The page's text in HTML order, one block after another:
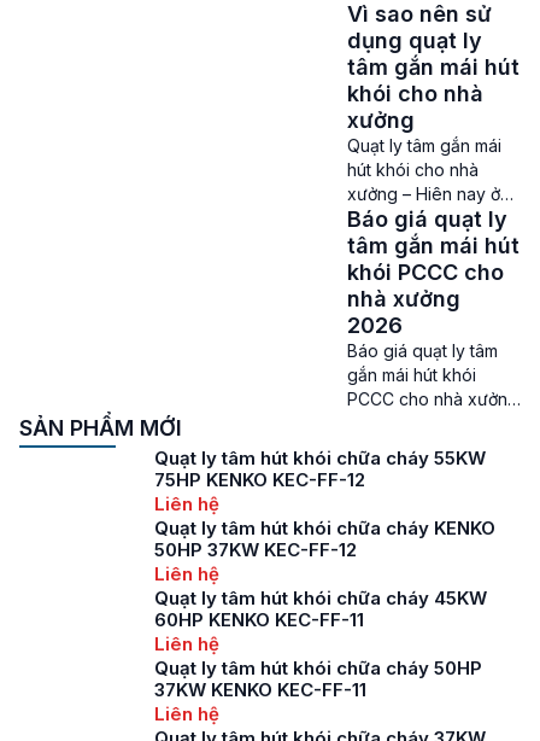
gắn mái hút khói
KENKO là 1 trong
những dòng quạt hút
khói gắn mái chất
lượng được sử dụng
ở rất nhiều hệ thống
PCCC, hệ thống làm
mát, thông gió của
các nhà xưởng, kho
hàng, tòa nhà […]
Vì sao nên sử
dụng quạt ly
tâm gắn mái hút
khói cho nhà
xưởng
Quạt ly tâm gắn mái
hút khói cho nhà
xưởng – Hiên nay ở
các nhà xưởng, nhà
máy sản xuất nhu cầu
sử dụng và trang bị
các thiết bị quạt
thông gió làm mát,
quạt hút khói ngày
càng lớn. Chính vì thế
mà những thiết bị như
quạt ly tâm hút gắn
Báo giá quạt ly
tâm gắn mái hút
khói PCCC cho
nhà xưởng
2026
Báo giá quạt ly tâm
gắn mái hút khói
PCCC cho nhà xưởng
hút khói PCCC cho
nhà xưởng là quạt hút
dùng để hút khí thải,
lưu thông không khí,
độc ở các nhà máy,
xưởng sản xuất. Báo
SẢN PHẨM MỚI
Quạt ly tâm hút khói chữa cháy 55KW
75HP KENKO KEC-FF-12
Liên hệ
Quạt ly tâm hút khói chữa cháy KENKO
50HP 37KW KEC-FF-12
Liên hệ
Quạt ly tâm hút khói chữa cháy 45KW
60HP KENKO KEC-FF-11
Liên hệ
Quạt ly tâm hút khói chữa cháy 50HP
37KW KENKO KEC-FF-11
Liên hệ